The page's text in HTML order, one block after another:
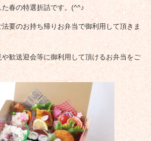
春の特選折詰です。(^^♪
要のお持ち帰りお弁当で御利用して頂きま
歓送迎会等に御利用して頂けるお弁当をご